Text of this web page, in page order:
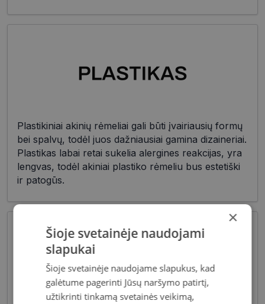
Plastikiniai akinių rėmeliai gali būti įvairiausių formų
bei spalvų, todėl juos dažniausiai gamina dizaineriai.
Plastikas labai retai sukelia alergines reakcijas, yra
lengvas, todėl akiniai plastiko rėmeliu bus estetiški
ir patogūs.
×
Šioje svetainėje naudojami
slapukai
Šioje svetainėje naudojame slapukus, kad
galėtume pagerinti Jūsų naršymo patirtį,
užtikrinti tinkamą svetainės veikimą,